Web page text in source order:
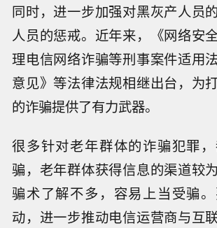
同时，进一步加强对黑灰产人员
人员的惩戒。近年来，《网络安
理电信网络诈骗等刑事案件适用
意见》等法律法规相继出台，为
的诈骗提供了有力武器。
很多针对老年群体的诈骗犯罪
骗，老年群体获得信息的渠道较
骗术了解不多，容易上当受骗
动，进一步推动电信运营商与互